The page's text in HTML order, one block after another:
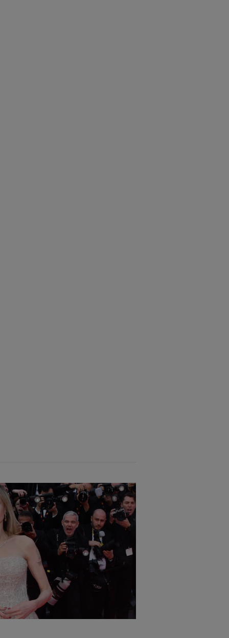
financiare, iar directorul creativ al
mulți designeri nu vor să-și asume
de cele ready-to-wear, de
iconice, iar alături de Carine
a achiziționat Yves Saint Laurent,
a reușit să schimbe și direcția
Pinault Printemps Redoute,
purtându-i numele. La
numeroase vedete precum
purtându-i creațiile. Totodată,
în 2011.
unor modele dezbrăcate i-a
Wright, „Tony și Susan”. Filmul a
sale fiind în continuare preferatele